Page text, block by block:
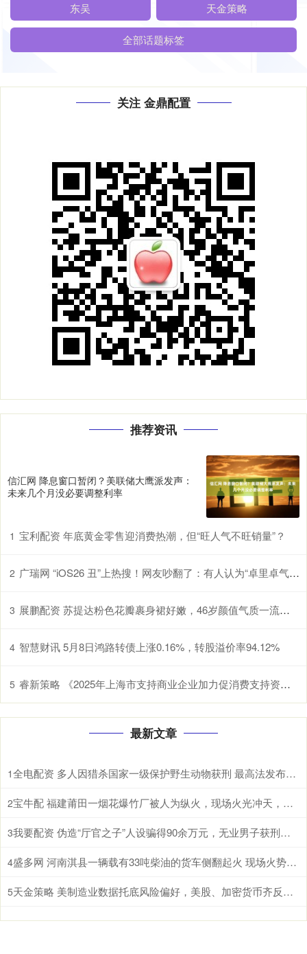
东吴 天金策略
全部话题标签
关注 金鼎配置
推荐资讯
信汇网 降息窗口暂闭？美联储大鹰派发声：
未来几个月没必要调整利率
1 宝利配资 年底黄金零售迎消费热潮，但“旺人气不旺销量”？
2 广瑞网 “iOS26 丑”上热搜！网友吵翻了：有人认为“卓里卓气” 有人说“立体照片”好玩！
3 展鹏配资 苏提达粉色花瓣裹身裙好嫩，46岁颜值气质一流，秒杀泰王90后宠妃
4 智慧财讯 5月8日鸿路转债上涨0.16%，转股溢价率94.12%
5 睿新策略 《2025年上海市支持商业企业加力促消费支持资金（服务消费场景创建项目）申报指南》发布
最新文章
1 全电配资 多人因猎杀国家一级保护野生动物获刑 最高法发布一批典型案例
2 宝牛配 福建莆田一烟花爆竹厂被人为纵火，现场火光冲天，居民称听到多声巨响
3 我要配资 伪造“厅官之子”人设骗得90余万元，无业男子获刑十年六个月
4 盛多网 河南淇县一辆载有33吨柴油的货车侧翻起火 现场火势汹汹冒出大量浓烟
5 天金策略 美制造业数据托底风险偏好，美股、加密货币齐反弹、美元续涨，金银企稳，原油重挫